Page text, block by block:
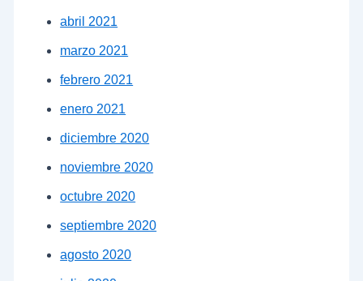
abril 2021
marzo 2021
febrero 2021
enero 2021
diciembre 2020
noviembre 2020
octubre 2020
septiembre 2020
agosto 2020